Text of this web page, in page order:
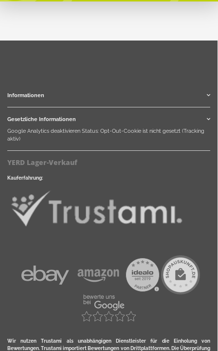
Informationen
Gesetzliche Informationen
Google Analytics deaktivieren Status: Opt-Out-Cookie ist nicht gesetzt (Tracking
aktiv)
YERD Lager-Verkauf
Kauferfahrung:
Wir nutzen Trustami als unabhängigen Dienstleister für die Einholung von
Bewertungen. Trustami importiert Bewertungen von Drittplattformen. Die Überprüfung